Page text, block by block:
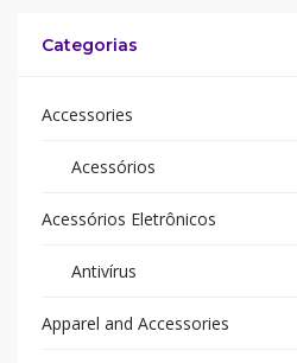
Categorias
Accessories
Acessórios
Acessórios Eletrônicos
Antivírus
Apparel and Accessories